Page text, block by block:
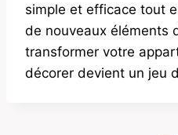
simple et efficace tout
de nouveaux éléments
transformer votre
décorer devient un jeu